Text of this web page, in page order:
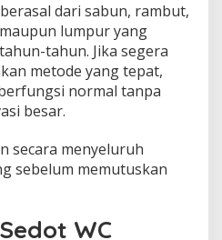
dari sabun, rambut,
lumpur yang
tahun. Jika segera
metode yang tepat,
normal tanpa
besar.
secara menyeluruh
sebelum memutuskan
WC